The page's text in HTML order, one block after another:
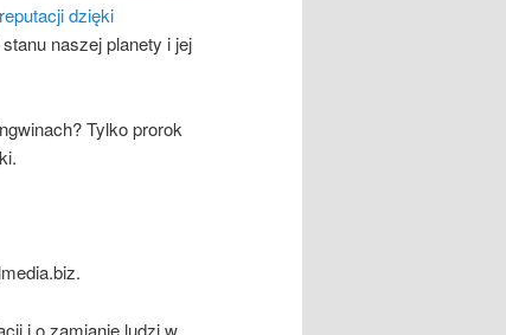
dzięki
naszej planety i jej
Tylko prorok
i o zamianie ludzi w